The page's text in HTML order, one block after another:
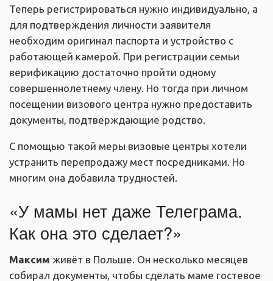
Теперь регистрироваться нужно индивидуально, а
для подтверждения личности заявителя
необходим оригинал паспорта и устройство с
работающей камерой. При регистрации семьи
верификацию достаточно пройти одному
совершеннолетнему члену. Но тогда при личном
посещении визового центра нужно предоставить
документы, подтверждающие родство.
С помощью такой меры визовые центры хотели
устранить перепродажу мест посредниками. Но
многим она добавила трудностей.
«У мамы нет даже Телеграма.
Как она это сделает?»
Максим живёт в Польше. Он несколько месяцев
собирал документы, чтобы сделать маме гостевое